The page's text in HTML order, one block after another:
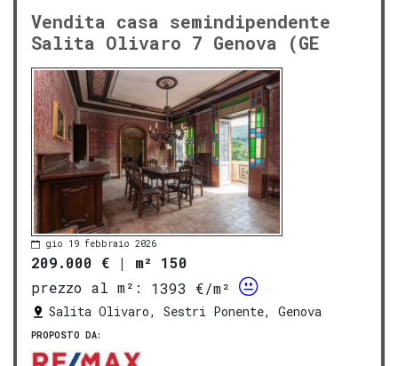
Vendita casa semindipendente
Salita Olivaro 7 Genova (GE
gio 19 febbraio 2026
209.000 € | m² 150
prezzo al m²:
1393 €/m²
Salita Olivaro, Sestri Ponente, Genova
PROPOSTO DA: